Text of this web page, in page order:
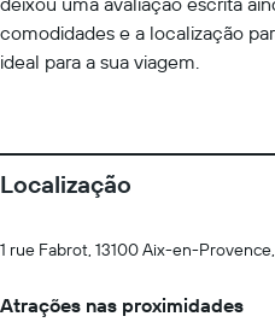
comodidades e a localização
ideal para a sua viagem.
Localização
1 rue Fabrot, 13100 Aix-en-
Atrações nas proximidades